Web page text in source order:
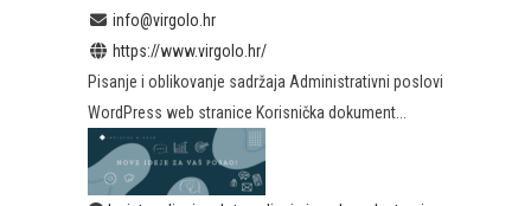
info@virgolo.hr
https://www.virgolo.hr/
Pisanje i oblikovanje sadržaja Administrativni poslovi
WordPress web stranice Korisnička dokument...